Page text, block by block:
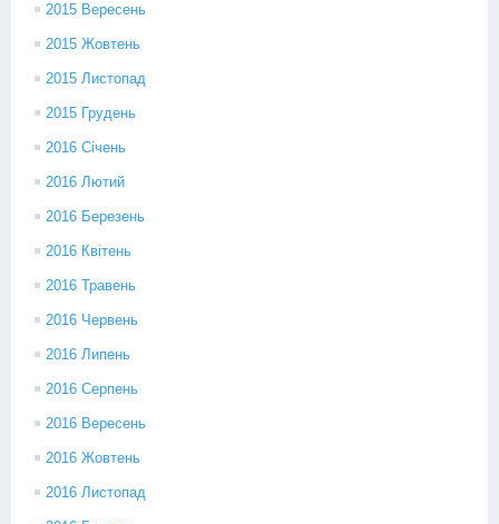
2015 Вересень
2015 Жовтень
2015 Листопад
2015 Грудень
2016 Січень
2016 Лютий
2016 Березень
2016 Квітень
2016 Травень
2016 Червень
2016 Липень
2016 Серпень
2016 Вересень
2016 Жовтень
2016 Листопад